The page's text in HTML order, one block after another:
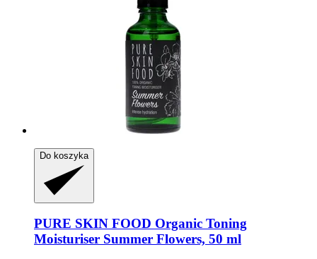
Do koszyka
PURE SKIN FOOD Organic Toning
Moisturiser Summer Flowers, 50 ml